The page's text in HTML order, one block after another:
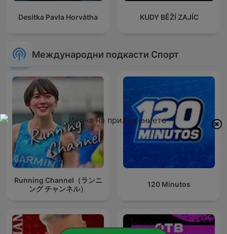
Desítka Pavla Horvátha KUDY BĚŽÍ ZAJÍC
Международни подкасти Спорт
Running Channel（ランニ
ング チャンネル）
120 Minutos